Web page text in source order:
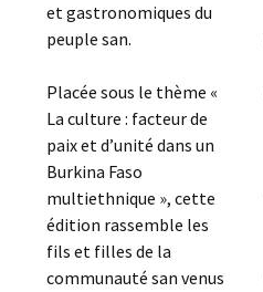
et gastronomiques du
peuple san.
Placée sous le thème «
La culture : facteur de
paix et d’unité dans un
Burkina Faso
multiethnique », cette
édition rassemble les
fils et filles de la
communauté san venus